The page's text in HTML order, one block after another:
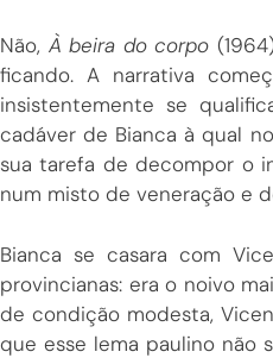
Não, À beira do corpo
ficando. A narrativa
insistentemente se
cadáver de Bianca à qual
sua tarefa de decompor o
num misto de veneração e
Bianca se casara com
provincianas: era o noivo
de condição modesta,
que esse lema paulino não